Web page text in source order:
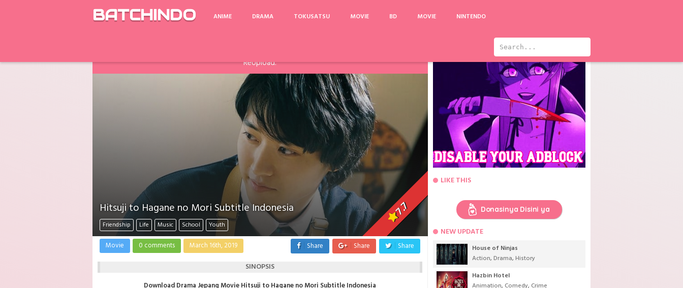
BATCHINDO ANIME DRAMA TOKUSATSU MOVIE BD MOVIE NINTENDO
ReUpload.
Hitsuji to Hagane no Mori Subtitle Indonesia
Friendship Life Music School Youth
7.7
Movie 0 comments March 16th, 2019 Share Share Share
SINOPSIS
Download Drama Jepang Movie Hitsuji to Hagane no Mori Subtitle Indonesia
LIKE THIS
Donasinya Disini ya
NEW UPDATE
House of Ninjas
Action, Drama, History
Hazbin Hotel
Animation, Comedy, Crime